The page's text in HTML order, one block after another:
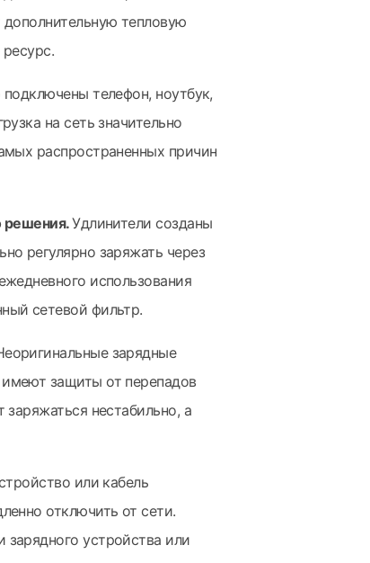
дополнительную тепловую
телефон, ноутбук,
на сеть значительно
распространенных причин
решения.Удлинители созданы
регулярно заряжать через
использования
сетевой фильтр.
зарядные
защиты от перепадов
заряжаться нестабильно, а
или кабель
отключить от сети.
зарядного устройства или